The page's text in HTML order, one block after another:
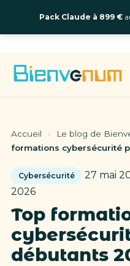
Accueil › Le blog de
formations cybersécurité
Cybersécurité
27 mai
2026
Top
débutants
Pack Claude à 899 €